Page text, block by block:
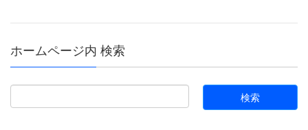
ホームページ内 検索